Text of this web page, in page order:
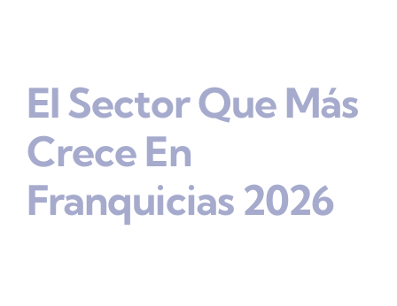
El Sector Que Más
Crece En
Franquicias 2026